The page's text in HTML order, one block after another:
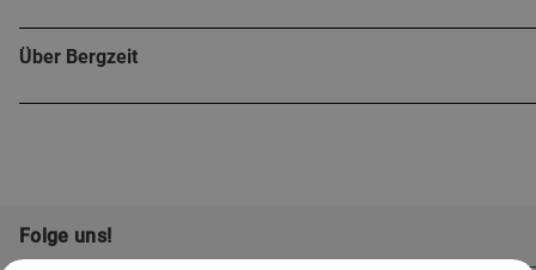
Über Bergzeit
Folge uns!